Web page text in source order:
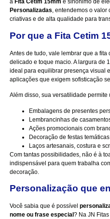
a Fita Cetim 15mm é sinônimo de
Personalizadas, entendemos o valor
criativas e de alta qualidade para
Por que a Fita Cetim
Antes de tudo, vale lembrar que a
delicado e toque macio. A largura de
ideal para equilibrar presença visual
aplicações que exigem sofisticação
Além disso, sua versatilidade
Embalagens de presentes
Lembrancinhas de
Ações promocionais com
Decoração de festas
Laços artesanais, costura e
Com tantas possibilidades, não é à
indispensável para quem trabalha
decoração.
Personalização que
Você sabia que é possível
nome ou frase especial ? Na JN